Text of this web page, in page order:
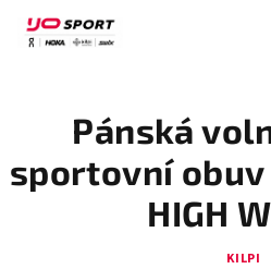
obsah
Pánská
sportovní obuv
HIGH
KILPI